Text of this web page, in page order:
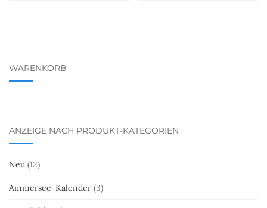
WARENKORB
ANZEIGE NACH PRODUKT-KATEGORIEN
Neu (12)
Ammersee-Kalender (3)